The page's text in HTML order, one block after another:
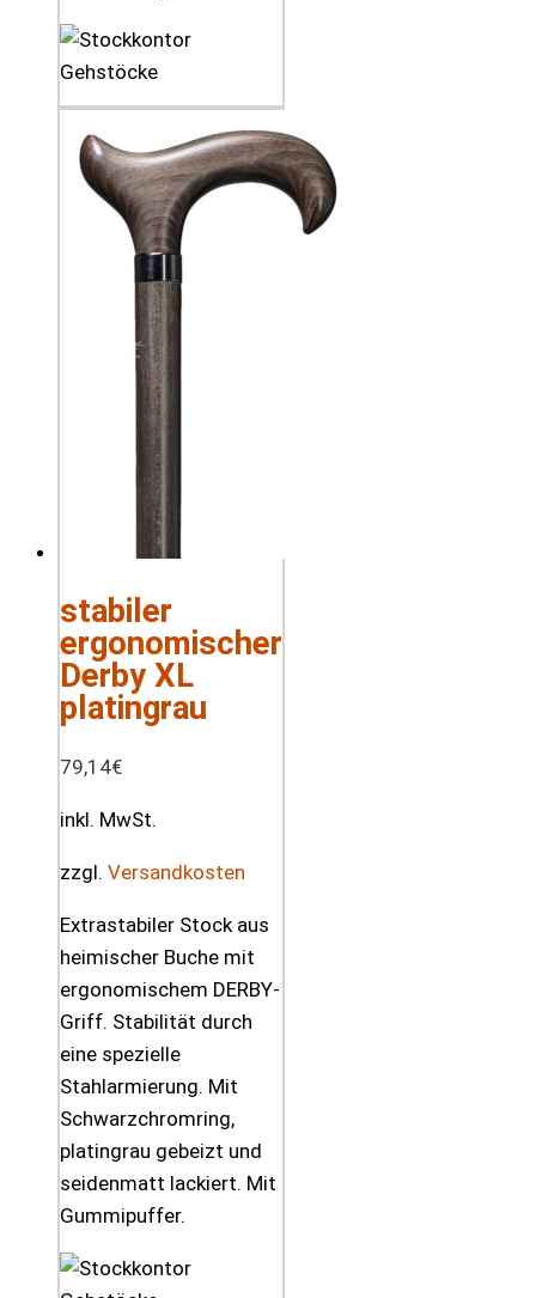
stabiler
ergonomischer
Derby XL
platingrau
79,14€
inkl. MwSt.
zzgl. Versandkosten
Extrastabiler Stock aus
heimischer Buche mit
ergonomischem DERBY-
Griff. Stabilität durch
eine spezielle
Stahlarmierung. Mit
Schwarzchromring,
platingrau gebeizt und
seidenmatt lackiert. Mit
Gummipuffer.